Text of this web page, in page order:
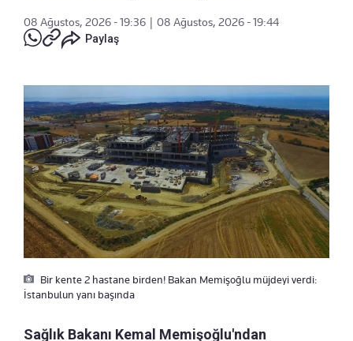
08 Ağustos, 2026 - 19:36
08 Ağustos, 2026 - 19:44
Paylaş
Bir kente 2 hastane birden! Bakan Memişoğlu müjdeyi verdi:
İstanbulun yanı başında
Sağlık Bakanı Kemal Memişoğlu'ndan